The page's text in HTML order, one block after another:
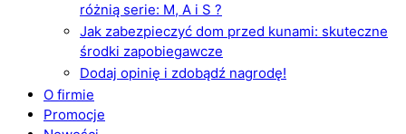
różnią serie: M, A i S ?
Jak zabezpieczyć dom przed kunami: skuteczne
środki zapobiegawcze
Dodaj opinię i zdobądź nagrodę!
O firmie
Promocje